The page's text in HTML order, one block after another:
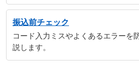
振込前チェック
コード入力ミスやよくあるエラーを
説します。